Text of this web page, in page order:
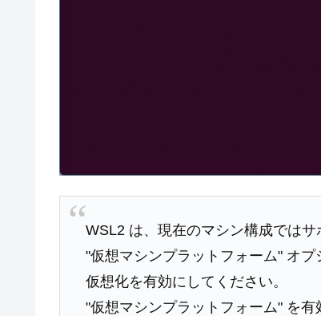
WSL2 は、現在のマシン構成ではサ
"仮想マシンプラットフォーム" オ
仮想化を有効にしてください。
"仮想マシンプラットフォーム" を